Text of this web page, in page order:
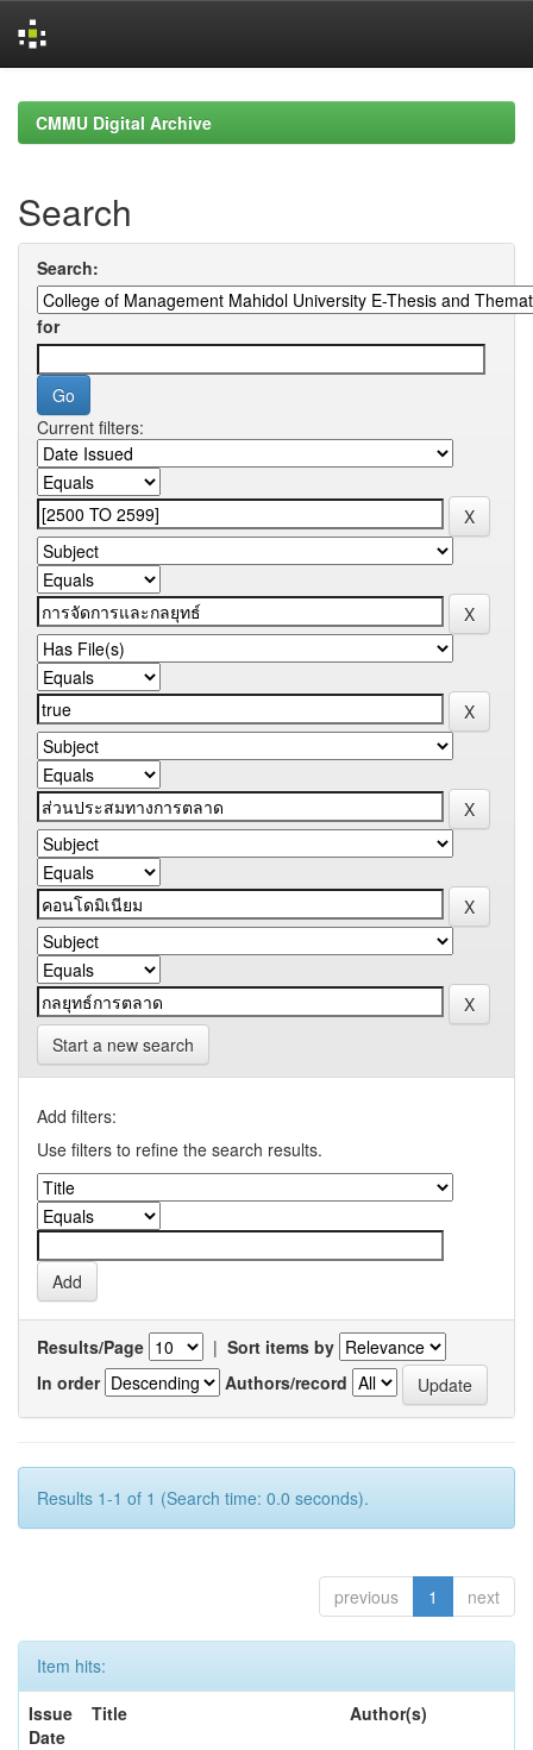
navigationCMMU Digital Archive
Search
Search:
for
Current filters:
Start a new search
Add filters:
Use filters to refine the search results.
Results/Page | Sort items by
In order
Authors/record
Results 1-1 of 1 (Search time: 0.0 seconds).
previous 1 next
Item hits:
Issue
Date
Title Author(s)